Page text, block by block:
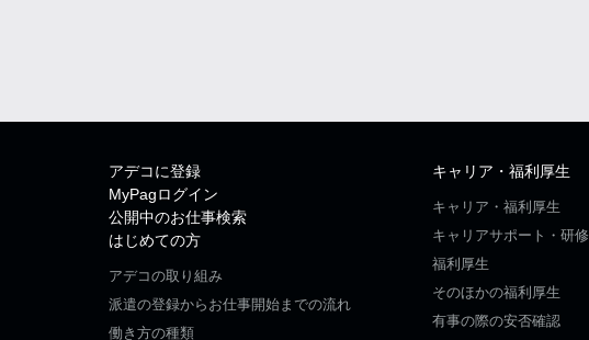
アデコに登録
MyPagログイン
公開中のお仕事検索
はじめての方
アデコの取り組み
派遣の登録からお仕事開始までの流れ
働き方の種類
キャリア・福利厚生
キャリア・福利厚生
キャリアサポート・研修
福利厚生
そのほかの福利厚生
有事の際の安否確認